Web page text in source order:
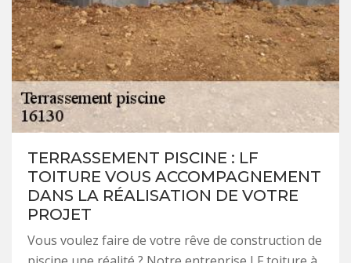
TERRASSEMENT PISCINE : LF
TOITURE VOUS ACCOMPAGNEMENT
DANS LA RÉALISATION DE VOTRE
PROJET
Vous voulez faire de votre rêve de construction de